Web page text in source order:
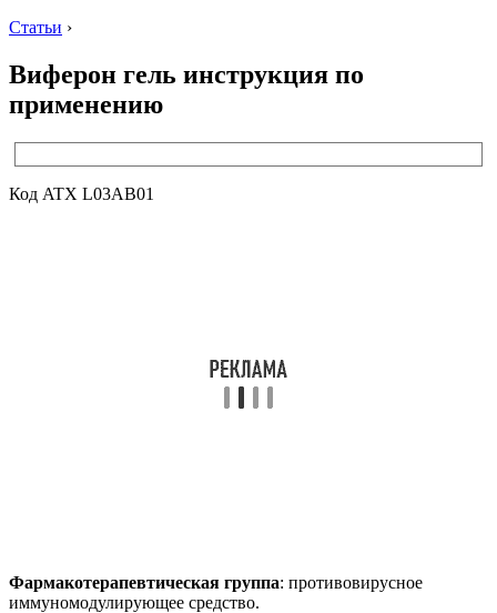
Статьи ›
Виферон гель инструкция по
применению
Код ATX L03AB01
Фармакотерапевтическая группа: противовирусное
иммуномодулирующее средство.